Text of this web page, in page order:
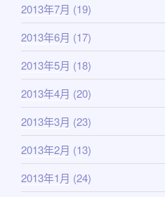
2013年7月 (19)
2013年6月 (17)
2013年5月 (18)
2013年4月 (20)
2013年3月 (23)
2013年2月 (13)
2013年1月 (24)